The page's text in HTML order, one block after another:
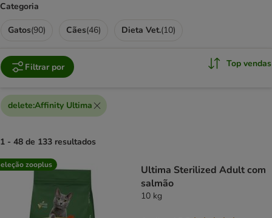
Categoria
Gatos(90) Cães(46) Dieta Vet.(10)
Filtrar por Top vendas
delete:Affinity Ultima
1 - 48 de 133 resultados
product items have been changed
zooplus
Ultima Sterilized Adult com
salmão
10 kg